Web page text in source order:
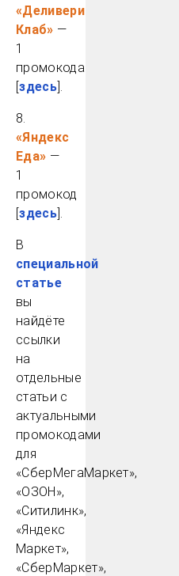
«Деливери
Клаб» —
1
промокода
[здесь].
8.
«Яндекс
Еда» —
1
промокод
[здесь].
В
специальной
статье
вы
найдёте
ссылки
на
отдельные
статьи с
актуальными
промокодами
для
«СберМегаМаркет»,
«ОЗОН»,
«Ситилинк»,
«Яндекс
Маркет»,
«СберМаркет»,